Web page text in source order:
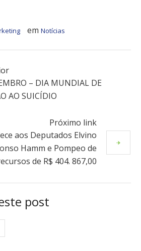
em Notícias
– DIA MUNDIAL DE
AO SUICÍDIO
Próximo link
aos Deputados Elvino
Hamm e Pompeo de
de R$ 404. 867,00
post